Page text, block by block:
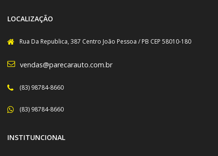
LOCALIZAÇÃO
Rua Da Republica, 387 Centro João Pessoa / PB CEP 58010-180
vendas@parecarauto.com.br
(83) 98784-8660
(83) 98784-8660
INSTITUNCIONAL